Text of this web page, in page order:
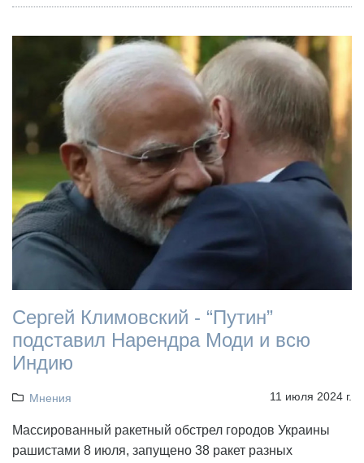
Сергей Климовский - “Путин”
подставил Нарендра Моди и всю
Индию
Мнения 11 июля 2024 г.
Массированный ракетный обстрел городов Украины
рашистами 8 июля, запущено 38 ракет разных